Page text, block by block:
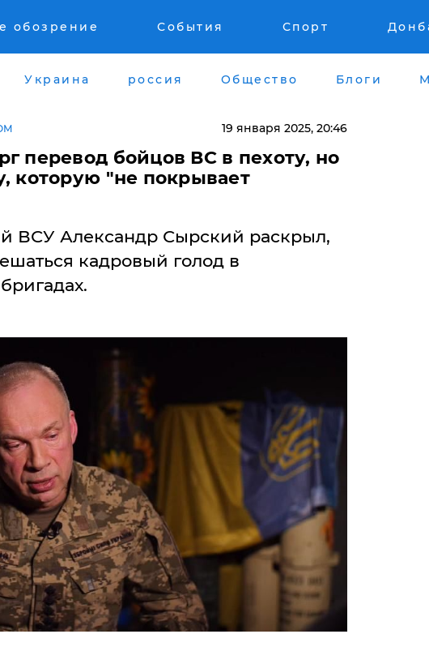
обозрение События Спорт
Украина россия Общество Блоги
19 января 2025, 20:46
перевод бойцов ВС в пехоту, но
которую "не покрывает
ВСУ Александр Сырский раскрыл,
кадровый голод в